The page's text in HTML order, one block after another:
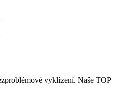
vyklízení. Naše TOP